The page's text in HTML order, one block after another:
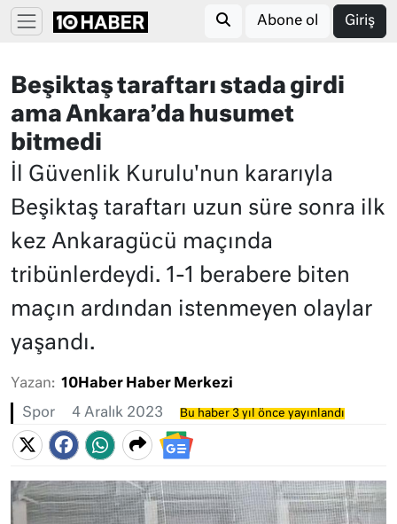
Abone ol Giriş
Beşiktaş taraftarı stada girdi
ama Ankara’da husumet
bitmedi
İl Güvenlik Kurulu'nun kararıyla
Beşiktaş taraftarı uzun süre sonra ilk
kez Ankaragücü maçında
tribünlerdeydi. 1-1 berabere biten
maçın ardından istenmeyen olaylar
yaşandı.
Yazan: 10Haber Haber Merkezi
Spor 4 Aralık 2023 Bu haber 3 yıl önce yayınlandı